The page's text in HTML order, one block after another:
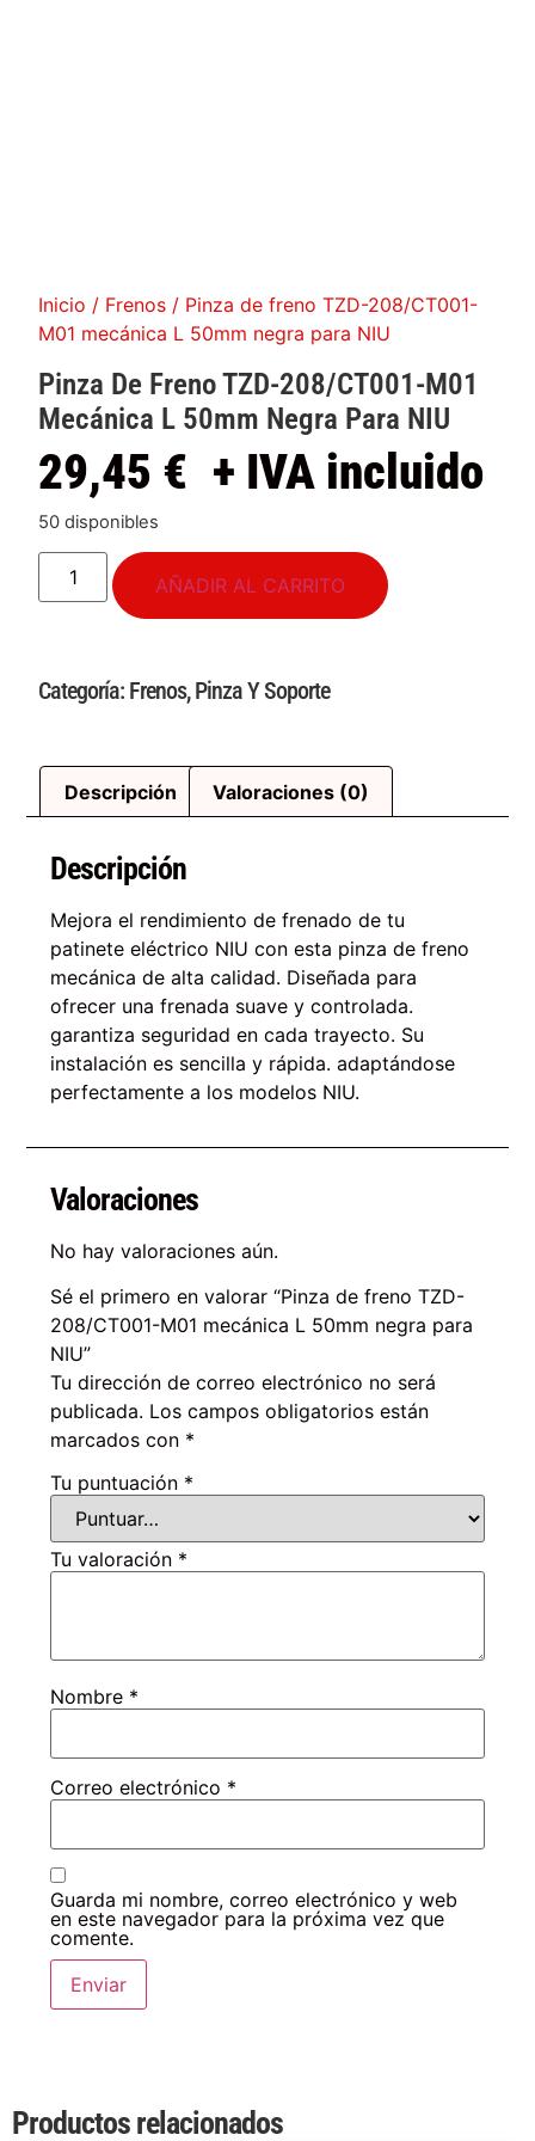
Inicio / Frenos / Pinza de freno TZD-208/CT001-
M01 mecánica L 50mm negra para NIU
Pinza De Freno TZD-208/CT001-M01
Mecánica L 50mm Negra Para NIU
29,45 € + IVA incluido
50 disponibles
AÑADIR AL CARRITO
Categoría: Frenos,Pinza Y Soporte
Descripción Valoraciones (0)
Descripción
Mejora el rendimiento de frenado de tu
patinete eléctrico NIU con esta pinza de freno
mecánica de alta calidad. Diseñada para
ofrecer una frenada suave y controlada.
garantiza seguridad en cada trayecto. Su
instalación es sencilla y rápida. adaptándose
perfectamente a los modelos NIU.
Valoraciones
No hay valoraciones aún.
Sé el primero en valorar “Pinza de freno TZD-
208/CT001-M01 mecánica L 50mm negra para
NIU”
Tu dirección de correo electrónico no será
publicada. Los campos obligatorios están
marcados con *
Tu puntuación *
Tu valoración *
Nombre *
Correo electrónico *
Guarda mi nombre, correo electrónico y web
en este navegador para la próxima vez que
comente.
Productos relacionados